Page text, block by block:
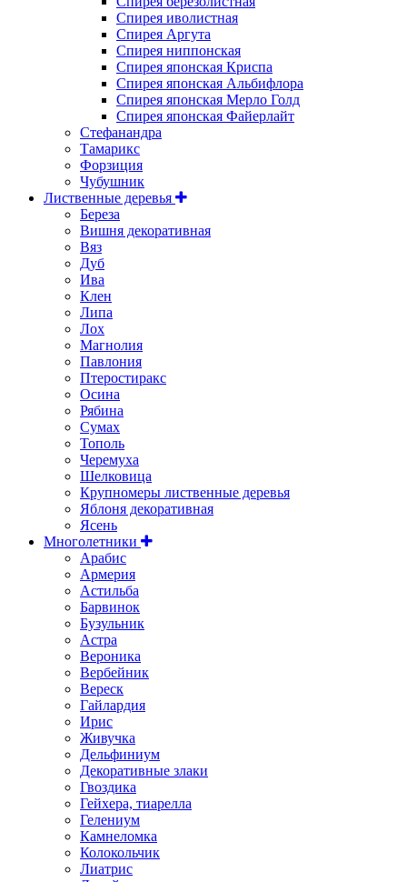
Спирея иволистная
Спирея Аргута
Спирея ниппонская
Спирея японская Криспа
Спирея японская Альбифлора
Спирея японская Мерло Голд
Спирея японская Файерлайт
Стефанандра
Тамарикс
Форзиция
Чубушник
Лиственные деревья
Береза
Вишня декоративная
Вяз
Дуб
Ива
Клен
Липа
Лох
Магнолия
Павлония
Птеростиракс
Осина
Рябина
Сумах
Тополь
Черемуха
Шелковица
Крупномеры лиственные деревья
Яблоня декоративная
Ясень
Многолетники
Арабис
Армерия
Астильбa
Барвинок
Бузульник
Астра
Вероника
Вербейник
Вереск
Гайлардия
Ирис
Живучка
Дельфиниум
Декоративные злаки
Гвоздика
Гейхера, тиарелла
Гелениум
Камнеломка
Колокольчик
Лиатрис